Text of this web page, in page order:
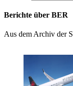
Berichte über BER
Aus dem Archiv der